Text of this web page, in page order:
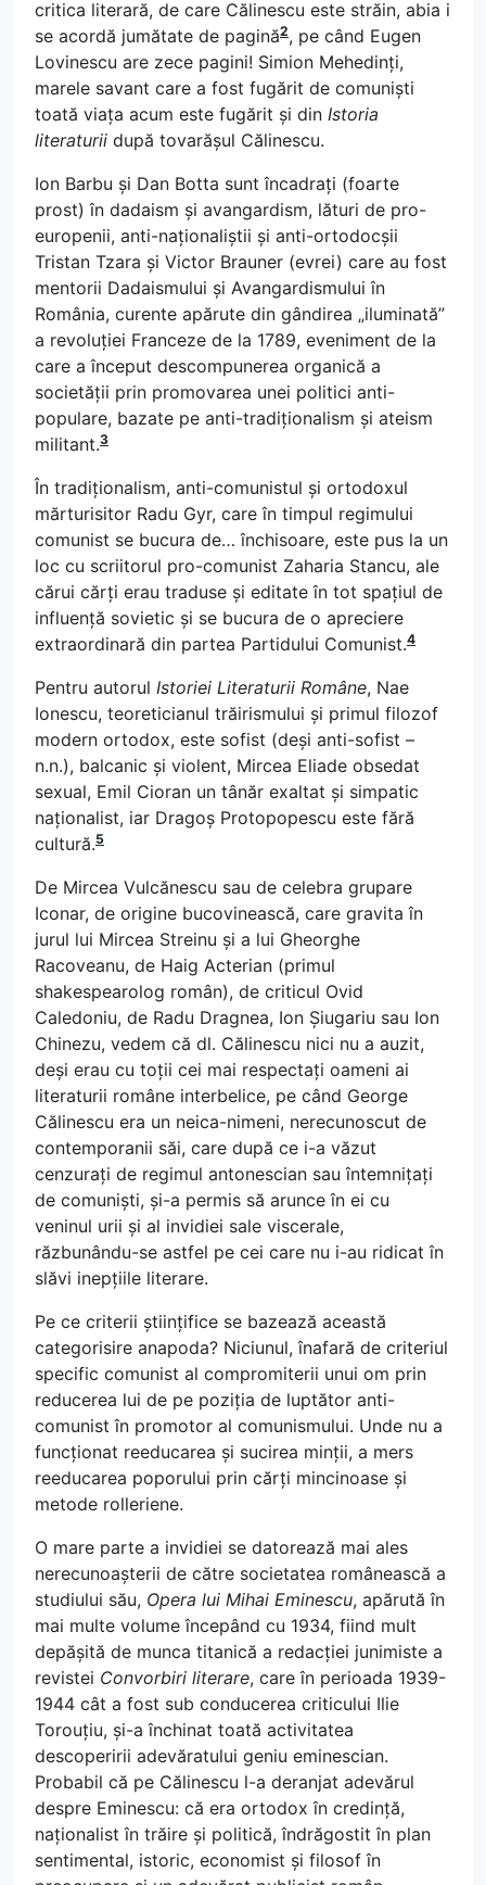
critica literară, de care Călinescu este străin, abia i
se acordă jumătate de pagină2, pe când Eugen
Lovinescu are zece pagini! Simion Mehedinți,
marele savant care a fost fugărit de comuniști
toată viața acum este fugărit și din Istoria
literaturii după tovarășul Călinescu.
Ion Barbu și Dan Botta sunt încadrați (foarte
prost) în dadaism și avangardism, lături de pro-
europenii, anti-naționaliștii și anti-ortodocșii
Tristan Tzara și Victor Brauner (evrei) care au fost
mentorii Dadaismului și Avangardismului în
România, curente apărute din gândirea „iluminată”
a revoluției Franceze de la 1789, eveniment de la
care a început descompunerea organică a
societății prin promovarea unei politici anti-
populare, bazate pe anti-tradiționalism și ateism
militant.3
În tradiționalism, anti-comunistul și ortodoxul
mărturisitor Radu Gyr, care în timpul regimului
comunist se bucura de… închisoare, este pus la un
loc cu scriitorul pro-comunist Zaharia Stancu, ale
cărui cărți erau traduse și editate în tot spațiul de
influență sovietic și se bucura de o apreciere
extraordinară din partea Partidului Comunist.4
Pentru autorul Istoriei Literaturii Române, Nae
Ionescu, teoreticianul trăirismului și primul filozof
modern ortodox, este sofist (deși anti-sofist –
n.n.), balcanic și violent, Mircea Eliade obsedat
sexual, Emil Cioran un tânăr exaltat și simpatic
naționalist, iar Dragoș Protopopescu este fără
cultură.5
De Mircea Vulcănescu sau de celebra grupare
Iconar, de origine bucovinească, care gravita în
jurul lui Mircea Streinu și a lui Gheorghe
Racoveanu, de Haig Acterian (primul
shakespearolog român), de criticul Ovid
Caledoniu, de Radu Dragnea, Ion Șiugariu sau Ion
Chinezu, vedem că dl. Călinescu nici nu a auzit,
deși erau cu toții cei mai respectați oameni ai
literaturii române interbelice, pe când George
Călinescu era un neica-nimeni, nerecunoscut de
contemporanii săi, care după ce i-a văzut
cenzurați de regimul antonescian sau întemnițați
de comuniști, și-a permis să arunce în ei cu
veninul urii și al invidiei sale viscerale,
răzbunându-se astfel pe cei care nu i-au ridicat în
slăvi inepțiile literare.
Pe ce criterii științifice se bazează această
categorisire anapoda? Niciunul, înafară de criteriul
specific comunist al compromiterii unui om prin
reducerea lui de pe poziția de luptător anti-
comunist în promotor al comunismului. Unde nu a
funcționat reeducarea și sucirea minții, a mers
reeducarea poporului prin cărți mincinoase și
metode rolleriene.
O mare parte a invidiei se datorează mai ales
nerecunoașterii de către societatea românească a
studiului său, Opera lui Mihai Eminescu, apărută în
mai multe volume începând cu 1934, fiind mult
depășită de munca titanică a redacției junimiste a
revistei Convorbiri literare, care în perioada 1939-
1944 cât a fost sub conducerea criticului Ilie
Torouțiu, și-a închinat toată activitatea
descoperirii adevăratului geniu eminescian.
Probabil că pe Călinescu l-a deranjat adevărul
despre Eminescu: că era ortodox în credință,
naționalist în trăire și politică, îndrăgostit în plan
sentimental, istoric, economist și filosof în